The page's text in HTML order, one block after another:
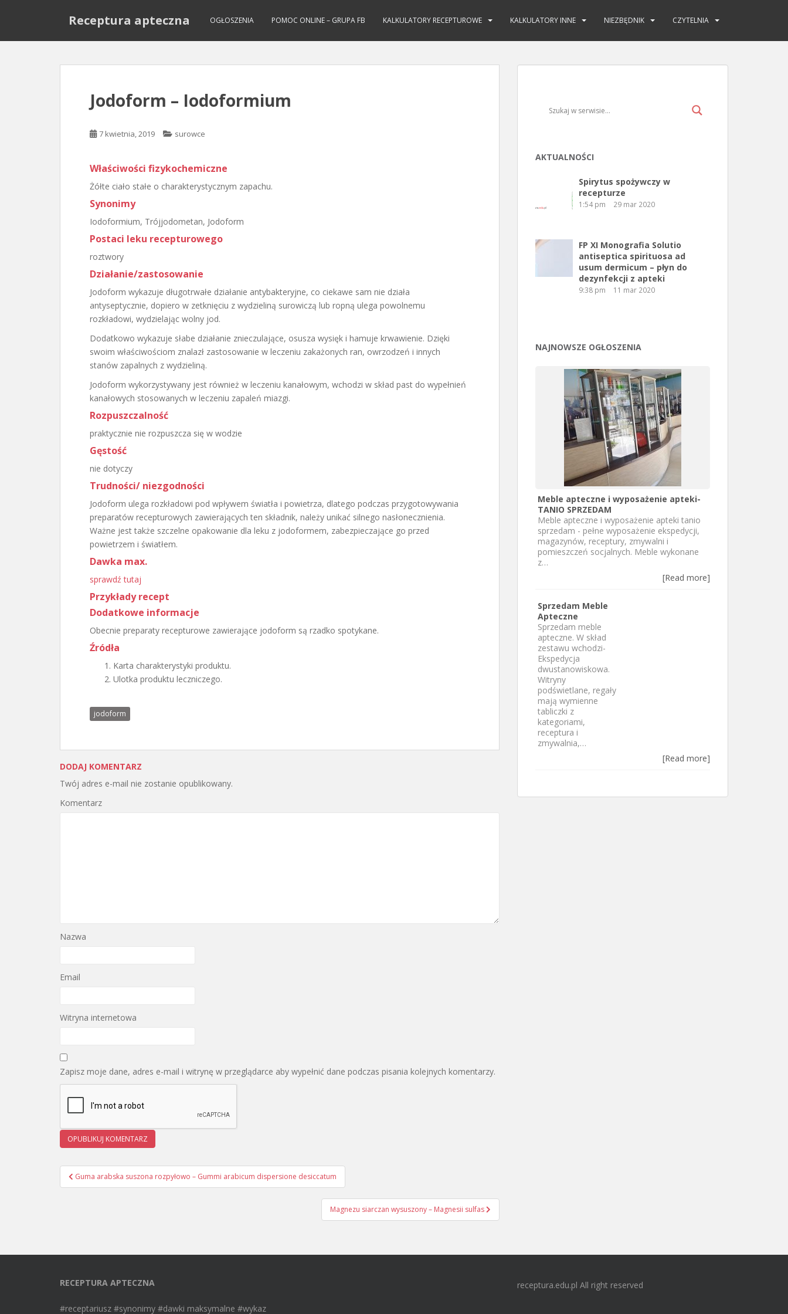
Receptura apteczna OGŁOSZENIA POMOC ONLINE – GRUPA FB KALKULATORY RECEPTUROWE KALKULATORY INNE NIEZBĘDNIK CZYTELNIA
Jodoform – Iodoformium
7 kwietnia, 2019 surowce
Właściwości fizykochemiczne
Żółte ciało stałe o charakterystycznym zapachu.
Synonimy
Iodoformium, Trójjodometan, Jodoform
Postaci leku recepturowego
roztwory
Działanie/zastosowanie
Jodoform wykazuje długotrwałe działanie antybakteryjne, co ciekawe sam nie działa
antyseptycznie, dopiero w zetknięciu z wydzieliną surowiczą lub ropną ulega powolnemu
rozkładowi, wydzielając wolny jod.
Dodatkowo wykazuje słabe działanie znieczulające, osusza wysięk i hamuje krwawienie. Dzięki
swoim właściwościom znalazł zastosowanie w leczeniu zakażonych ran, owrzodzeń i innych
stanów zapalnych z wydzieliną.
Jodoform wykorzystywany jest również w leczeniu kanałowym, wchodzi w skład past do wypełnień
kanałowych stosowanych w leczeniu zapaleń miazgi.
Rozpuszczalność
praktycznie nie rozpuszcza się w wodzie
Gęstość
nie dotyczy
Trudności/ niezgodności
Jodoform ulega rozkładowi pod wpływem światła i powietrza, dlatego podczas przygotowywania
preparatów recepturowych zawierających ten składnik, należy unikać silnego nasłonecznienia.
Ważne jest także szczelne opakowanie dla leku z jodoformem, zabezpieczające go przed
powietrzem i światłem.
Dawka max.
sprawdź tutaj
Przykłady recept
Dodatkowe informacje
Obecnie preparaty recepturowe zawierające jodoform są rzadko spotykane.
Źródła
Karta charakterystyki produktu.
Ulotka produktu leczniczego.
jodoform
DODAJ KOMENTARZ
Twój adres e-mail nie zostanie opublikowany.
Komentarz
Nazwa
Email
Witryna internetowa
Zapisz moje dane, adres e-mail i witrynę w przeglądarce aby wypełnić dane podczas pisania kolejnych komentarzy.
Nawigacja wpisu
Guma arabska suszona rozpyłowo – Gummi arabicum dispersione desiccatum
Magnezu siarczan wysuszony – Magnesii sulfas
AKTUALNOŚCI
Spirytus spożywczy w
recepturze
1:54 pm 29 mar 2020
FP XI Monografia Solutio
antiseptica spirituosa ad
usum dermicum – płyn do
dezynfekcji z apteki
9:38 pm 11 mar 2020
NAJNOWSZE OGŁOSZENIA
Meble apteczne i wyposażenie apteki-
TANIO SPRZEDAM
Meble apteczne i wyposażenie apteki tanio
sprzedam - pełne wyposażenie ekspedycji,
magazynów, receptury, zmywalni i
pomieszczeń socjalnych. Meble wykonane
z…
[Read more]
Sprzedam Meble
Apteczne
Sprzedam meble
apteczne. W skład
zestawu wchodzi-
Ekspedycja
dwustanowiskowa.
Witryny
podświetlane, regały
mają wymienne
tabliczki z
kategoriami,
receptura i
zmywalnia,…
[Read more]
RECEPTURA APTECZNA
#receptariusz #synonimy #dawki maksymalne #wykaz
receptura.edu.pl All right reserved